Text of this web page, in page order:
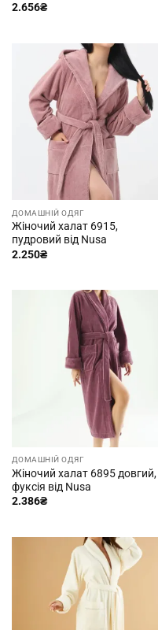
2.656₴
ДОМАШНІЙ ОДЯГ
Жіночий халат 6915,
пудровий від Nusa
2.250₴
ДОМАШНІЙ ОДЯГ
Жіночий халат 6895 довгий,
фуксія від Nusa
2.386₴